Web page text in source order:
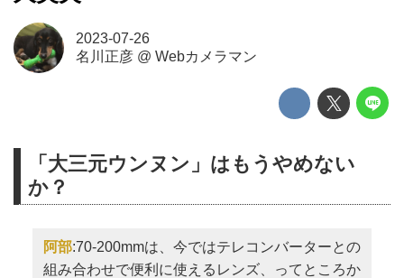
2023-07-26
名川正彦@ Webカメラマン
「大三元ウンヌン」はもうやめない
か？
阿部:70-200mmは、今ではテレコンバーターとの
組み合わせで便利に使えるレンズ、ってところか